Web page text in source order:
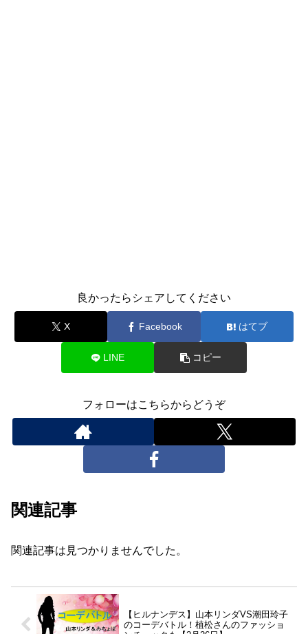
良かったらシェアしてください
X Facebook はてブ
LINE コピー
フォローはこちらからどうぞ
関連記事
関連記事は見つかりませんでした。
【ヒルナンデス】山本リンダVS潮田玲子
のコーデバトル！植松さんのファッショ